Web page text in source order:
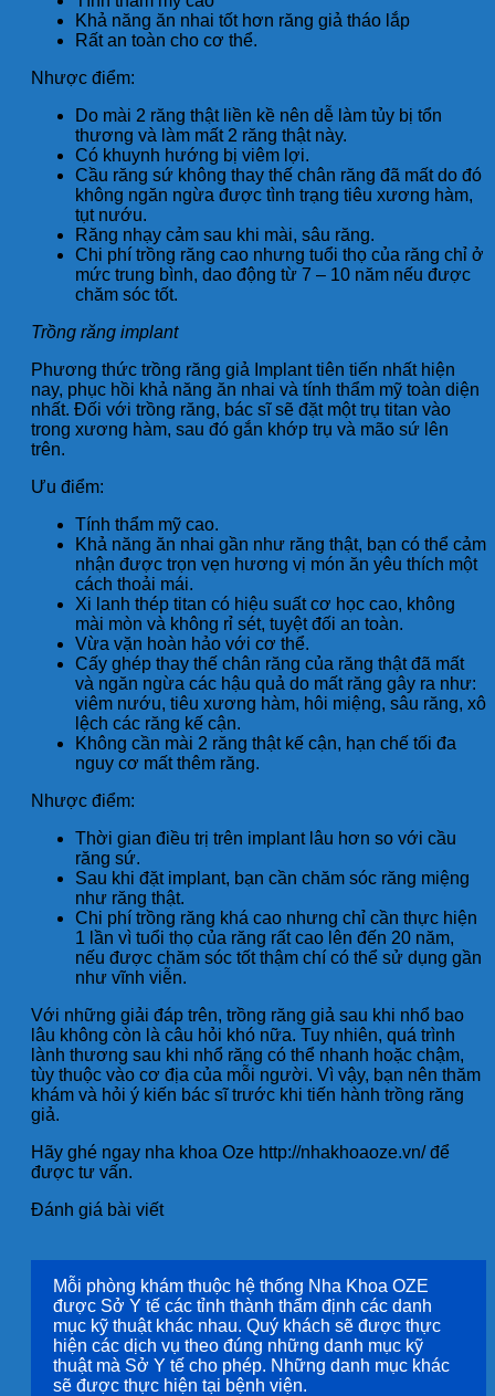
Khả năng ăn nhai tốt hơn răng giả tháo lắp
Rất an toàn cho cơ thể.
Nhược điểm:
Do mài 2 răng thật liền kề nên dễ làm tủy bị tổn
thương và làm mất 2 răng thật này.
Có khuynh hướng bị viêm lợi.
Cầu răng sứ không thay thế chân răng đã mất do đó
không ngăn ngừa được tình trạng tiêu xương hàm,
tụt nướu.
Răng nhạy cảm sau khi mài, sâu răng.
Chi phí trồng răng cao nhưng tuổi thọ của răng chỉ ở
mức trung bình, dao động từ 7 – 10 năm nếu được
chăm sóc tốt.
Trồng răng implant
Phương thức trồng răng giả Implant tiên tiến nhất hiện
nay, phục hồi khả năng ăn nhai và tính thẩm mỹ toàn diện
nhất. Đối với trồng răng, bác sĩ sẽ đặt một trụ titan vào
trong xương hàm, sau đó gắn khớp trụ và mão sứ lên
trên.
Ưu điểm:
Tính thẩm mỹ cao.
Khả năng ăn nhai gần như răng thật, bạn có thể cảm
nhận được trọn vẹn hương vị món ăn yêu thích một
cách thoải mái.
Xi lanh thép titan có hiệu suất cơ học cao, không
mài mòn và không rỉ sét, tuyệt đối an toàn.
Vừa vặn hoàn hảo với cơ thể.
Cấy ghép thay thế chân răng của răng thật đã mất
và ngăn ngừa các hậu quả do mất răng gây ra như:
viêm nướu, tiêu xương hàm, hôi miệng, sâu răng, xô
lệch các răng kế cận.
Không cần mài 2 răng thật kế cận, hạn chế tối đa
nguy cơ mất thêm răng.
Nhược điểm:
Thời gian điều trị trên implant lâu hơn so với cầu
răng sứ.
Sau khi đặt implant, bạn cần chăm sóc răng miệng
như răng thật.
Chi phí trồng răng khá cao nhưng chỉ cần thực hiện
1 lần vì tuổi thọ của răng rất cao lên đến 20 năm,
nếu được chăm sóc tốt thậm chí có thể sử dụng gần
như vĩnh viễn.
Với những giải đáp trên, trồng răng giả sau khi nhổ bao
lâu không còn là câu hỏi khó nữa. Tuy nhiên, quá trình
lành thương sau khi nhổ răng có thể nhanh hoặc chậm,
tùy thuộc vào cơ địa của mỗi người. Vì vậy, bạn nên thăm
khám và hỏi ý kiến ​​bác sĩ trước khi tiến hành trồng răng
giả.
Hãy ghé ngay nha khoa Oze http://nhakhoaoze.vn/ để
được tư vấn.
Đánh giá bài viết
Mỗi phòng khám thuộc hệ thống Nha Khoa OZE
được Sở Y tế các tỉnh thành thẩm định các danh
mục kỹ thuật khác nhau. Quý khách sẽ được thực
hiện các dịch vụ theo đúng những danh mục kỹ
thuật mà Sở Y tế cho phép. Những danh mục khác
sẽ được thực hiện tại bệnh viện.